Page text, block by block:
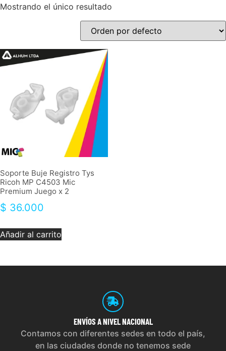
Mostrando el único resultado
Soporte Buje Registro Tys
Ricoh MP C4503 Mic
Premium Juego x 2
$ 36.000
Añadir al carrito
ENVÍOS A NIVEL NACIONAL
Contamos con diferentes sedes en todo el país,
en las ciudades donde no tenemos sede